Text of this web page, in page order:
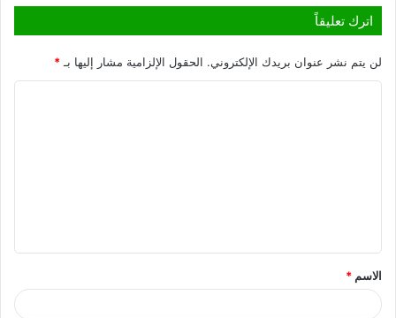
اترك تعليقاً
لن يتم نشر عنوان بريدك الإلكتروني. الحقول الإلزامية مشار إليها بـ *
الاسم *